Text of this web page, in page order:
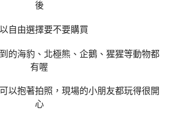
後
自由選擇要不要購買
的海豹、北極熊、企鵝、猩猩等動物都
有喔
以抱著拍照，現場的小朋友都玩得很開
心